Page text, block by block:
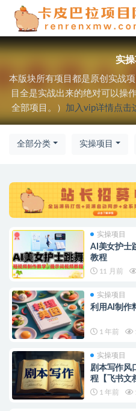
实操
本版块所有项目都是原创实战
目全是实战出来的绝对可以操
全部项目。） 加入vip详情点击
全部分类 实操项目
实操项目
AI美女护士
教程
11 月前
实操项目
利用AI制作
1 年前
实操项目
剧本写作风
程【飞书文
1 年前
全部